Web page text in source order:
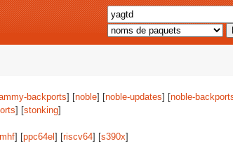
backports] [noble] [noble-updates] [noble-
] [stonking]
] [ppc64el ] [riscv64] [s390x]